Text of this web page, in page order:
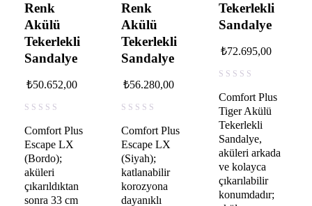
Renk
Akülü
Tekerlekli
Sandalye
₺50.652,00
Comfort Plus
Escape LX
(Bordo);
aküleri
çıkarıldıktan
sonra 33 cm
Renk
Akülü
Tekerlekli
Sandalye
₺56.280,00
Comfort Plus
Escape LX
(Siyah);
katlanabilir
korozyona
dayanıklı
Tekerlekli
Sandalye
₺72.695,00
Comfort Plus
Tiger Akülü
Tekerlekli
Sandalye,
aküleri arkada
ve kolayca
çıkarılabilir
konumdadır;